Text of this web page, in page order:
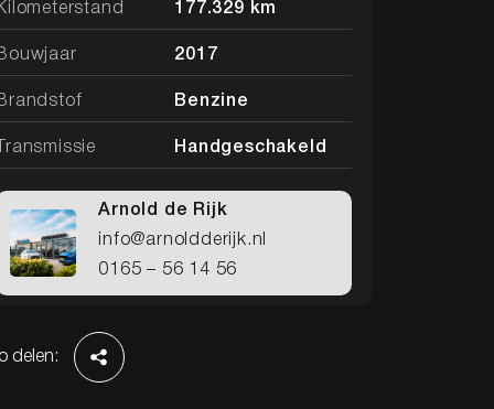
177.329 km
2017
Benzine
Handgeschakeld
Arnold de Rijk
info@arnoldderijk.nl
0165 – 56 14 56
delen: